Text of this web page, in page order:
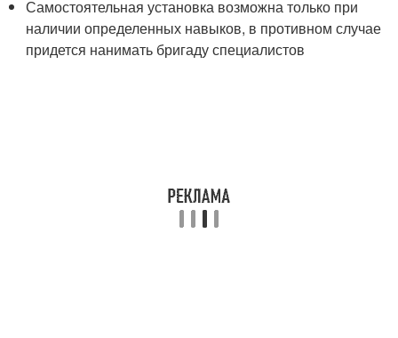
Самостоятельная установка возможна только при
наличии определенных навыков, в противном случае
придется нанимать бригаду специалистов